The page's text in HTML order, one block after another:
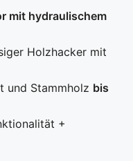
mit hydraulischem
Holzhacker mit
und Stammholz bis
+